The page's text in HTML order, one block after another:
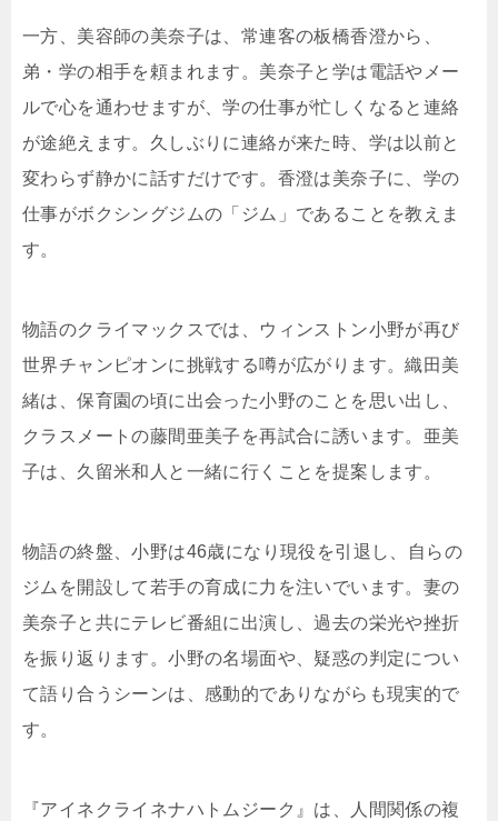
一方、美容師の美奈子は、常連客の板橋香澄から、
弟・学の相手を頼まれます。美奈子と学は電話やメー
ルで心を通わせますが、学の仕事が忙しくなると連絡
が途絶えます。久しぶりに連絡が来た時、学は以前と
変わらず静かに話すだけです。香澄は美奈子に、学の
仕事がボクシングジムの「ジム」であることを教えま
す。
物語のクライマックスでは、ウィンストン小野が再び
世界チャンピオンに挑戦する噂が広がります。織田美
緒は、保育園の頃に出会った小野のことを思い出し、
クラスメートの藤間亜美子を再試合に誘います。亜美
子は、久留米和人と一緒に行くことを提案します。
物語の終盤、小野は46歳になり現役を引退し、自らの
ジムを開設して若手の育成に力を注いでいます。妻の
美奈子と共にテレビ番組に出演し、過去の栄光や挫折
を振り返ります。小野の名場面や、疑惑の判定につい
て語り合うシーンは、感動的でありながらも現実的で
す。
『アイネクライネナハトムジーク』は、人間関係の複